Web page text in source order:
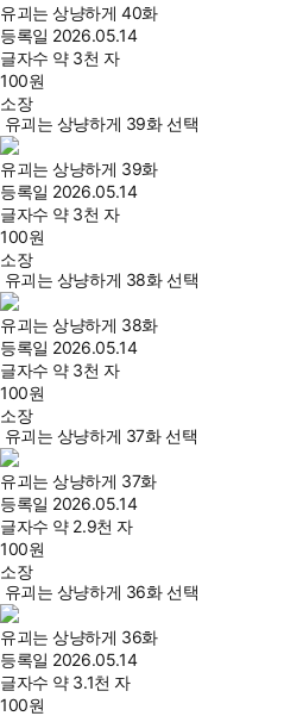
유괴는 상냥하게 40화
등록일 2026.05.14
글자수 약 3천 자
100원
소장
유괴는 상냥하게 39화 선택
유괴는 상냥하게 39화
등록일 2026.05.14
글자수 약 3천 자
100원
소장
유괴는 상냥하게 38화 선택
유괴는 상냥하게 38화
등록일 2026.05.14
글자수 약 3천 자
100원
소장
유괴는 상냥하게 37화 선택
유괴는 상냥하게 37화
등록일 2026.05.14
글자수 약 2.9천 자
100원
소장
유괴는 상냥하게 36화 선택
유괴는 상냥하게 36화
등록일 2026.05.14
글자수 약 3.1천 자
100원